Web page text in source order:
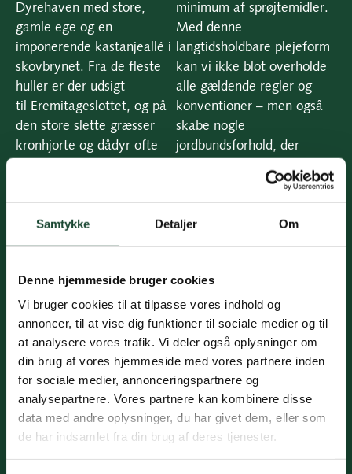
Samtykke Detaljer Om
Denne hjemmeside bruger cookies
Vi bruger cookies til at tilpasse vores indhold og
annoncer, til at vise dig funktioner til sociale medier og til
at analysere vores trafik. Vi deler også oplysninger om
din brug af vores hjemmeside med vores partnere inden
for sociale medier, annonceringspartnere og
analysepartnere. Vores partnere kan kombinere disse
data med andre oplysninger, du har givet dem, eller som
de har indsamlet fra din brug af deres tjenester.
Dyrehaven med store,
gamle ege og en
imponerende kastanjeallé i
skovbrynet. Fra de fleste
huller er der udsigt
til Eremitageslottet, og på
den store slette græsser
kronhjorte og dådyr ofte
Banen bærer sit tydelige
og er et meget fint
parkbane. Den fremstår
som en traditionel golfbane
med hurtige og faste
greens, meget naturligt
udseende fairways og
bunkers samt kun relativt
få træer i spil; dog står
minimum af sprøjtemidler.
Med denne
langtidsholdbare plejeform
kan vi ikke blot overholde
alle gældende regler og
konventioner – men også
skabe nogle
jordbundsforhold, der
understøtte væksten af de
langtidsholdbare græsarter
(rødsvingel og almindelig
hvene), som skal udgøre
spilarealerne.
Hvis du vil spille golf på en
af de smukkest beliggende
golfbaner på Sjælland, så
er Københavns Golf Klub i
Dyrehaven det helt rigtige
sted at tage hen.